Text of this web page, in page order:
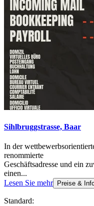
Sihlbruggstrasse, Baar
In der
renommierte
Geschäftsadresse und ein
einen...
Lesen Sie mehr
Preise &
Standard: